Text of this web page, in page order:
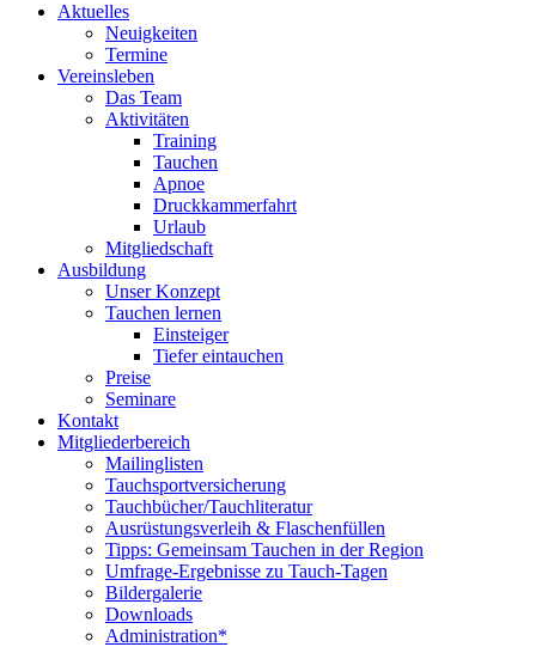
Aktuelles
Neuigkeiten
Termine
Vereinsleben
Das Team
Aktivitäten
Training
Tauchen
Apnoe
Druckkammerfahrt
Urlaub
Mitgliedschaft
Ausbildung
Unser Konzept
Tauchen lernen
Einsteiger
Tiefer eintauchen
Preise
Seminare
Kontakt
Mitgliederbereich
Mailinglisten
Tauchsportversicherung
Tauchbücher/Tauchliteratur
Ausrüstungsverleih & Flaschenfüllen
Tipps: Gemeinsam Tauchen in der Region
Umfrage-Ergebnisse zu Tauch-Tagen
Bildergalerie
Downloads
Administration*